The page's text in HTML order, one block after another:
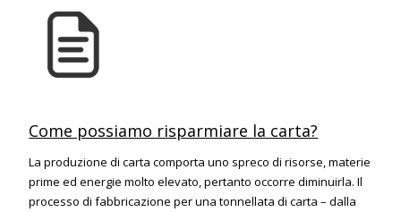
Come possiamo risparmiare la carta?
La produzione di carta comporta uno spreco di risorse, materie
prime ed energie molto elevato, pertanto occorre diminuirla. Il
processo di fabbricazione per una tonnellata di carta – dalla